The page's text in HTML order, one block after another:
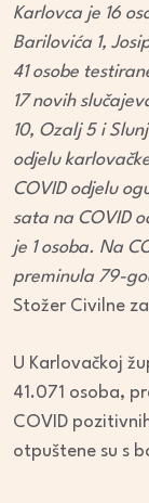
Karlovca je 16
Barilovića 1,
41 osobe
17 novih
10, Ozalj 5 i
odjelu
COVID odjelu
sata na COVID
je 1 osoba. Na
preminula 79-
Stožer Civilne
U Karlovačkoj
41.071 osoba,
COVID
otpuštene su s